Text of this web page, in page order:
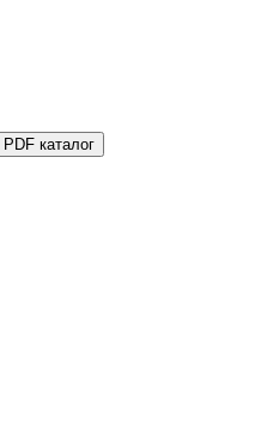
возможностями
12 лет
каталог